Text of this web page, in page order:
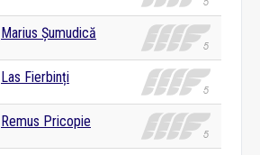
Marius Șumudică
Las Fierbinți
Remus Pricopie